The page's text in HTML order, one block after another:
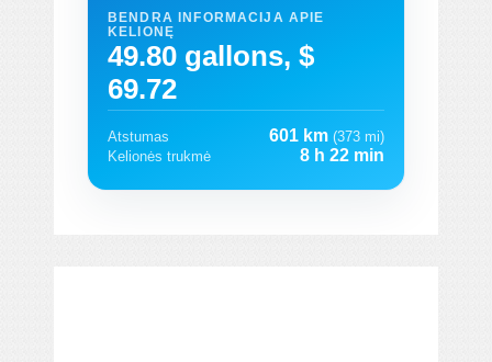
BENDRA INFORMACIJA APIE
KELIONĘ
49.80 gallons, $
69.72
Atstumas 601 km (373 mi)
Kelionės trukmė
8 h 22 min